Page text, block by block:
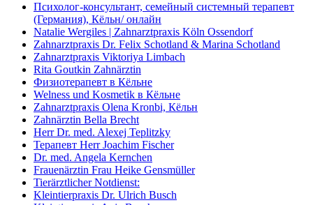
Психолог-консультант, семейный системный терапевт
(Германия), Кёльн/ онлайн
Natalie Wergiles | Zahnarztpraxis Köln Ossendorf
Zahnarztpraxis Dr. Felix Schotland & Marina Schotland
Zahnarztpraxis Viktoriya Limbach
Rita Goutkin Zahnärztin
Физиотерапевт в Кёльне
Welness und Kosmetik в Кёльне
Zahnarztpraxis Olena Kronbi, Кёльн
Zahnärztin Bella Brecht
Herr Dr. med. Alexej Teplitzky
Терапевт Herr Joachim Fischer
Dr. med. Angela Kernchen
Frauenärztin Frau Heike Gensmüller
Tierärztlicher Notdienst:
Kleintierpraxis Dr. Ulrich Busch